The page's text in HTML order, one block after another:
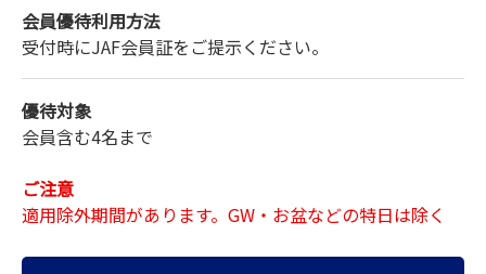
会員優待利用方法
受付時にJAF会員証をご提示ください。
優待対象
会員含む4名まで
ご注意
適用除外期間があります。GW・お盆などの特日は除く